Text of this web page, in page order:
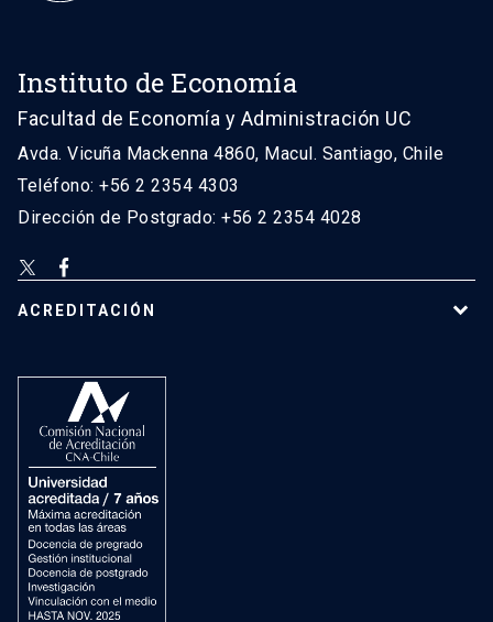
Instituto de Economía
Facultad de Economía y Administración UC
Avda. Vicuña Mackenna 4860, Macul. Santiago, Chile
Teléfono: +56 2 2354 4303
Dirección de Postgrado: +56 2 2354 4028
ACREDITACIÓN